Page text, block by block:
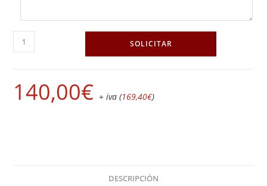
SOLICITAR
140,00€ + iva (169,40€)
DESCRIPCIÓN